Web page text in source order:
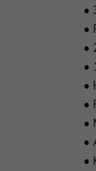
•
•
•
•
•
•
•
•
•